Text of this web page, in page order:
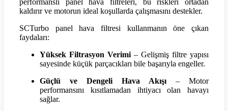
kaldırır ve motorun ideal koşullarda çalışmasını destekler.
SCTurbo panel hava filtresi kullanmanın öne çıkan
faydaları:
Yüksek Filtrasyon Verimi – Gelişmiş filtre yapısı
sayesinde küçük parçacıkları bile başarıyla engeller.
Güçlü ve Dengeli Hava Akışı – Motor
performansını kısıtlamadan ihtiyacı olan havayı
sağlar.